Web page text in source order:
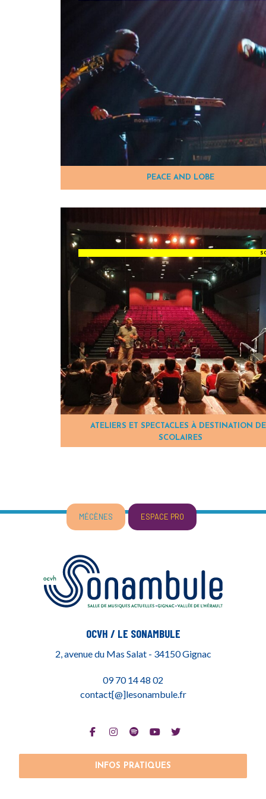
PEACE AND LOBE
ATELIERS ET SPECTACLES À DESTINATION
SCOLAIRES
ESPACE PRO
MÉCÈNES
OCVH / LE SONAMBULE
2, avenue du Mas Salat - 34150 Gignac
09 70 14 48 02
contact[@]lesonambule.fr
INFOS PRATIQUES